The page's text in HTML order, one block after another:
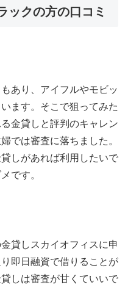
ックの方の口コミ
あり、アイフルやモビッ
ます。そこで狙ってみた
金貸しと評判のキャレン
では審査に落ちました。
しがあれば利用したいで
です。
貸しスカイオフィスに申
即日融資で借りることが
しは審査が甘くていいで